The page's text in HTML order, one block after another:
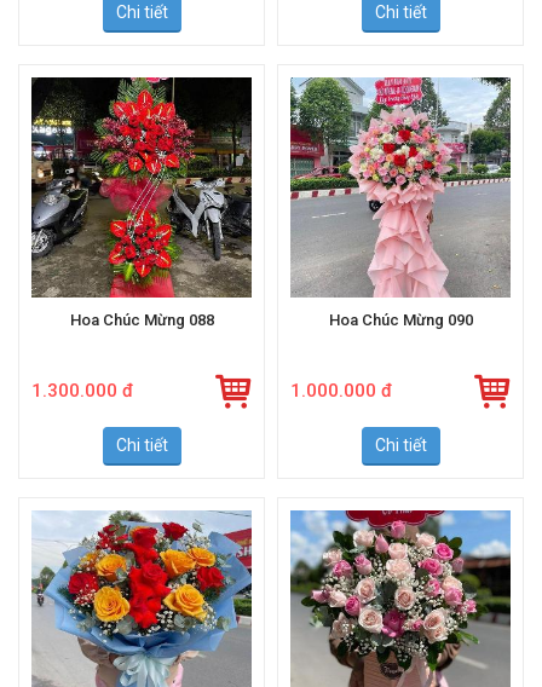
Chi tiết Chi tiết
Hoa Chúc Mừng 088
Chi tiết
Hoa Chúc Mừng 090
Chi tiết